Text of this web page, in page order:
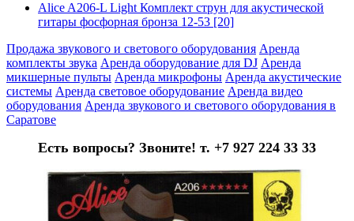
Alice A206-L Light Комплект струн для акустической
гитары фосфорная бронза 12-53 [20]
Продажа звукового и светового оборудования Аренда
комплекты звука Аренда оборудование для DJ Аренда
микшерные пульты Аренда микрофоны Аренда акустические
системы Аренда световое оборудование Аренда видео
оборудования Аренда звукового и светового оборудования в
Саратове
Есть вопросы? Звоните! т. +7 927 224 33 33